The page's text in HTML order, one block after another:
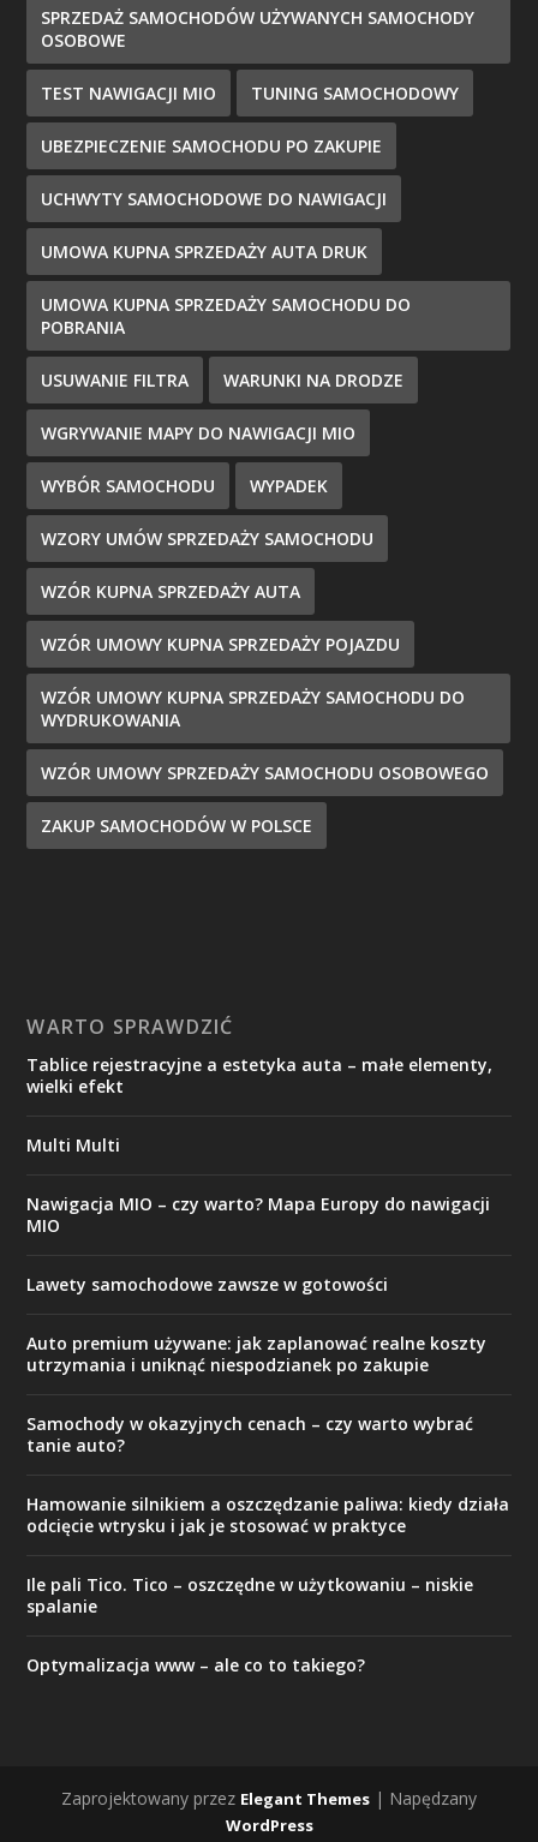
SPRZEDAŻ SAMOCHODÓW UŻYWANYCH SAMOCHODY
OSOBOWE
TEST NAWIGACJI MIO TUNING SAMOCHODOWY
UBEZPIECZENIE SAMOCHODU PO ZAKUPIE
UCHWYTY SAMOCHODOWE DO NAWIGACJI
UMOWA KUPNA SPRZEDAŻY AUTA DRUK
UMOWA KUPNA SPRZEDAŻY SAMOCHODU DO
POBRANIA
USUWANIE FILTRA WARUNKI NA DRODZE
WGRYWANIE MAPY DO NAWIGACJI MIO
WYBÓR SAMOCHODU WYPADEK
WZORY UMÓW SPRZEDAŻY SAMOCHODU
WZÓR KUPNA SPRZEDAŻY AUTA
WZÓR UMOWY KUPNA SPRZEDAŻY POJAZDU
WZÓR UMOWY KUPNA SPRZEDAŻY SAMOCHODU DO
WYDRUKOWANIA
WZÓR UMOWY SPRZEDAŻY SAMOCHODU OSOBOWEGO
ZAKUP SAMOCHODÓW W POLSCE
WARTO SPRAWDZIĆ
Tablice rejestracyjne a estetyka auta – małe elementy,
wielki efekt
Multi Multi
Nawigacja MIO – czy warto? Mapa Europy do nawigacji
MIO
Lawety samochodowe zawsze w gotowości
Auto premium używane: jak zaplanować realne koszty
utrzymania i uniknąć niespodzianek po zakupie
Samochody w okazyjnych cenach – czy warto wybrać
tanie auto?
Hamowanie silnikiem a oszczędzanie paliwa: kiedy działa
odcięcie wtrysku i jak je stosować w praktyce
Ile pali Tico. Tico – oszczędne w użytkowaniu – niskie
spalanie
Optymalizacja www – ale co to takiego?
Zaprojektowany przez Elegant Themes | Napędzany
WordPress